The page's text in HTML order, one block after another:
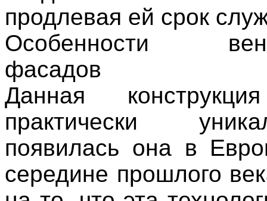
продлевая ей срок
Особенности
фасадов
Данная
практически
появилась она в
середине прошлого